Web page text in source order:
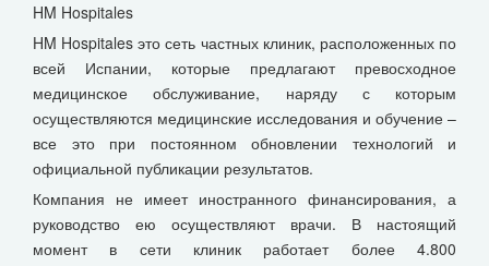
HM Hospitales
HM Hospitales это сеть частных клиник, расположенных по
всей Испании, которые предлагают превосходное
медицинское обслуживание, наряду с которым
осуществляются медицинские исследования и обучение –
все это при постоянном обновлении технологий и
официальной публикации результатов.
Компания не имеет иностранного финансирования, а
руководство ею осуществляют врачи. В настоящий
момент в сети клиник работает более 4.800